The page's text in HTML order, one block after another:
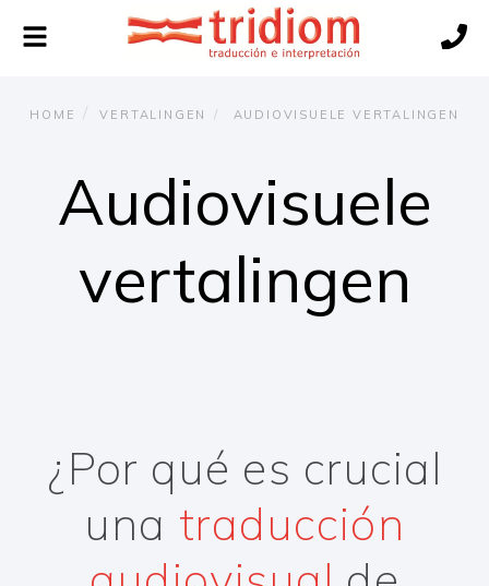
Navigatie
wisselen
HOME VERTALINGEN AUDIOVISUELE VERTALINGEN
Audiovisuele
vertalingen
¿Por qué es crucial
una traducción